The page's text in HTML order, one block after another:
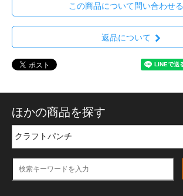
この商品について問い合わせる
返品について
ほかの商品を探す